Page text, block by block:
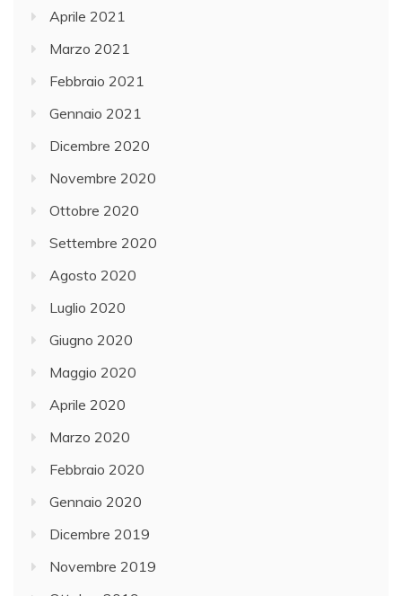
Aprile 2021
Marzo 2021
Febbraio 2021
Gennaio 2021
Dicembre 2020
Novembre 2020
Ottobre 2020
Settembre 2020
Agosto 2020
Luglio 2020
Giugno 2020
Maggio 2020
Aprile 2020
Marzo 2020
Febbraio 2020
Gennaio 2020
Dicembre 2019
Novembre 2019